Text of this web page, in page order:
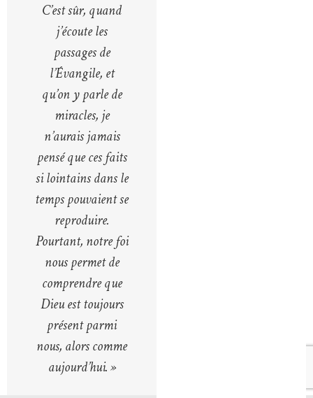
C’est sûr, quand
j’écoute les
passages de
l’Évangile, et
qu’on y parle de
miracles, je
n’aurais jamais
pensé que ces faits
si lointains dans le
temps pouvaient se
reproduire.
Pourtant, notre foi
nous permet de
comprendre que
Dieu est toujours
présent parmi
nous, alors comme
aujourd’hui. »